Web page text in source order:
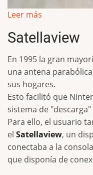
Leer más
Satellaview
En 1995 la gran
una antena
sus hogares.
Esto facilitó que
sistema de
Para ello, el usuario
el Satellaview, un
conectaba a la
que disponía de